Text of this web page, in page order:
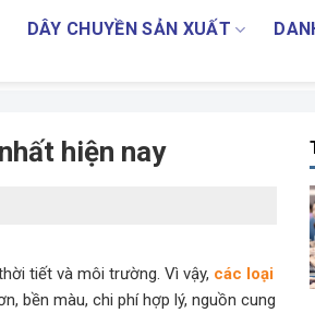
DÂY CHUYỀN SẢN XUẤT
hiện nay
tiết và môi trường. Vì vậy, các loại
bền màu, chi phí hợp lý, nguồn cung